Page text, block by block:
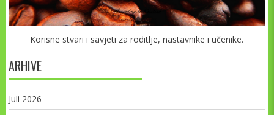
Korisne stvari i savjeti za roditlje, nastavnike i učenike.
ARHIVE
Juli 2026